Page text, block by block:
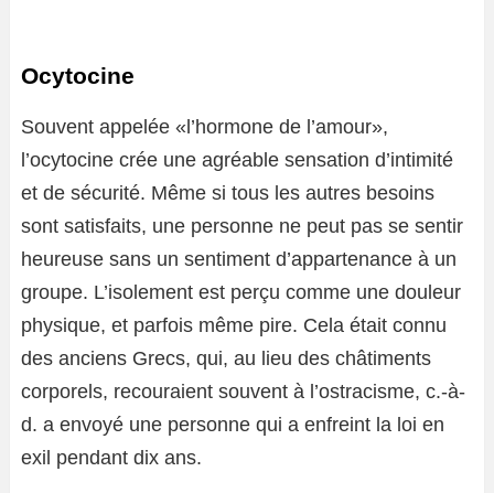
Ocytocine
Souvent appelée «l’hormone de l’amour»,
l’ocytocine crée une agréable sensation d’intimité
et de sécurité. Même si tous les autres besoins
sont satisfaits, une personne ne peut pas se sentir
heureuse sans un sentiment d’appartenance à un
groupe. L’isolement est perçu comme une douleur
physique, et parfois même pire. Cela était connu
des anciens Grecs, qui, au lieu des châtiments
corporels, recouraient souvent à l’ostracisme, c.-à-
d. a envoyé une personne qui a enfreint la loi en
exil pendant dix ans.